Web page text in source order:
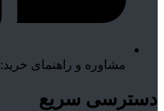
مشاوره و راهنمای خرید: 09129257314
دسترسی سریع